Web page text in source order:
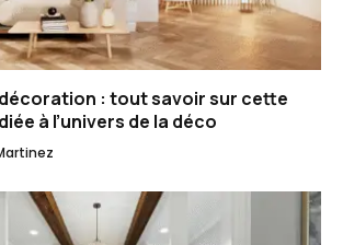
: tout savoir sur cette
à l’univers de la déco